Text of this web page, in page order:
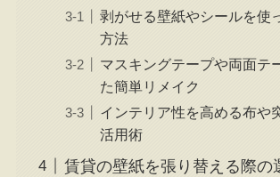
剥がせる壁紙やシールを使
方法
マスキングテープや両面テ
た簡単リメイク
インテリア性を高める布や
活用術
賃貸の壁紙を張り替える際の